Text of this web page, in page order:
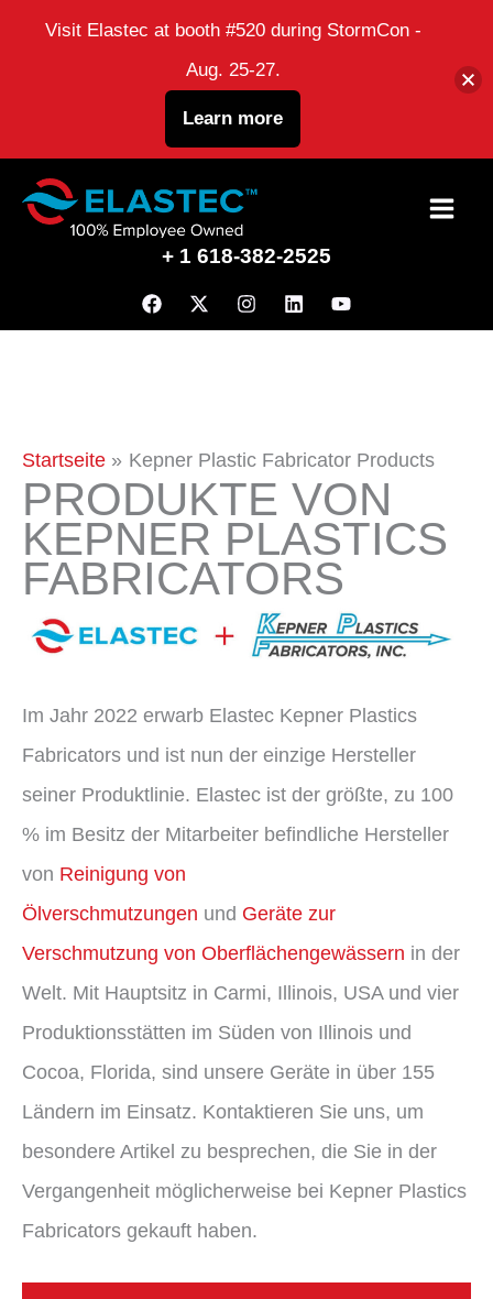
Zum
Inhalt
+ 1 618-382-2525
Startseite Kepner Plastic Fabricator Products
PRODUKTE VON
KEPNER PLASTICS
FABRICATORS
Im Jahr 2022 erwarb Elastec Kepner Plastics
Fabricators und ist nun der einzige Hersteller
seiner Produktlinie. Elastec ist der größte, zu 100
% im Besitz der Mitarbeiter befindliche Hersteller
von Reinigung von
Ölverschmutzungen und Geräte zur
Verschmutzung von Oberflächengewässern in der
Welt. Mit Hauptsitz in Carmi, Illinois, USA und vier
Produktionsstätten im Süden von Illinois und
Cocoa, Florida, sind unsere Geräte in über 155
Ländern im Einsatz. Kontaktieren Sie uns, um
besondere Artikel zu besprechen, die Sie in der
Vergangenheit möglicherweise bei Kepner Plastics
Fabricators gekauft haben.
Visit Elastec at booth #520 during StormCon -
Aug. 25-27.
Learn more